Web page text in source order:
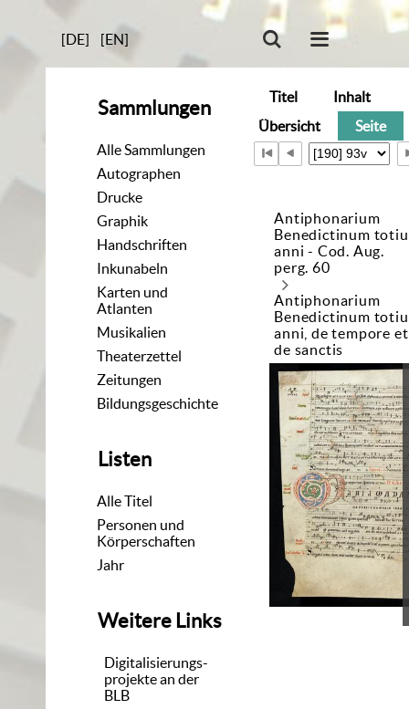
[DE] [EN]
Sammlungen
Alle Sammlungen
Autographen
Drucke
Graphik
Handschriften
Inkunabeln
Karten und
Atlanten
Musikalien
Theaterzettel
Zeitungen
Bildungsgeschichte
Listen
Alle Titel
Personen und
Körperschaften
Jahr
Weitere Links
Digitalisierungs-
projekte an der
BLB
Titel
Inhalt
Übersicht
Seite
Antiphonarium
Benedictinum
anni - Cod. Aug.
perg. 60
Antiphonarium
Benedictinum
anni, de tempore et
de sanctis